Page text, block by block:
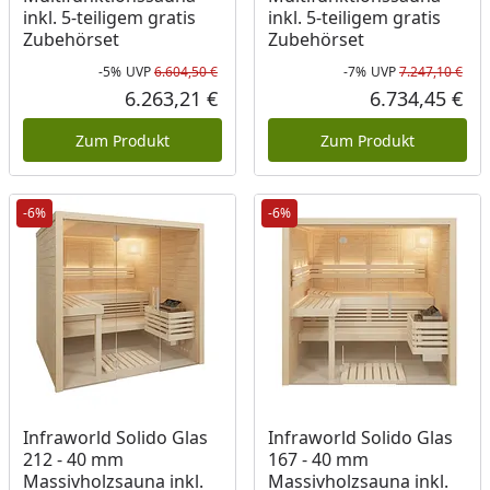
inkl. 5-teiligem gratis
Zubehörset
Rabatt in Prozent
-5%
Ursprünglicher Preis
UVP6.604,50 €
Aktueller Preis
6.263,21 €
Zum Produkt
inkl. 5-teiligem gratis
Zubehörset
-7% UVP7.247,10 €
6.734,45 €
Zum Produkt
-6%
Infraworld Solido Glas
212 - 40 mm
Massivholzsauna inkl.
-6%
Infraworld Solido Glas
167 - 40 mm
Massivholzsauna inkl.